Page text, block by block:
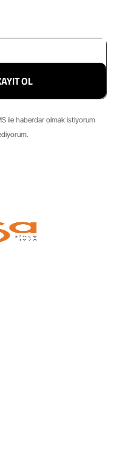
OL
ile haberdar olmak istiyorum